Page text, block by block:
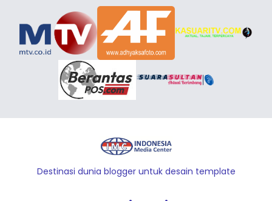
Destinasi dunia blogger untuk desain template